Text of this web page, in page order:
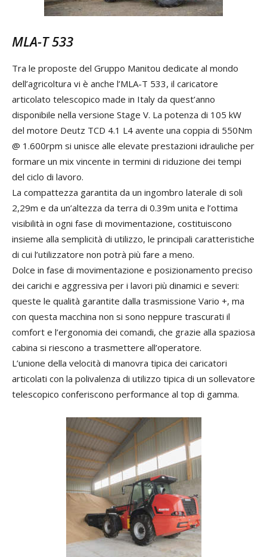
MLA-T 533
Tra le proposte del Gruppo Manitou dedicate al mondo
dell’agricoltura vi è anche l’MLA-T 533, il caricatore
articolato telescopico made in Italy da quest’anno
disponibile nella versione Stage V. La potenza di 105 kW
del motore Deutz TCD 4.1 L4 avente una coppia di 550Nm
@ 1.600rpm si unisce alle elevate prestazioni idrauliche per
formare un mix vincente in termini di riduzione dei tempi
del ciclo di lavoro.
La compattezza garantita da un ingombro laterale di soli
2,29m e da un’altezza da terra di 0.39m unita e l’ottima
visibilità in ogni fase di movimentazione, costituiscono
insieme alla semplicità di utilizzo, le principali caratteristiche
di cui l’utilizzatore non potrà più fare a meno.
Dolce in fase di movimentazione e posizionamento preciso
dei carichi e aggressiva per i lavori più dinamici e severi:
queste le qualità garantite dalla trasmissione Vario +, ma
con questa macchina non si sono neppure trascurati il
comfort e l’ergonomia dei comandi, che grazie alla spaziosa
cabina si riescono a trasmettere all’operatore.
L’unione della velocità di manovra tipica dei caricatori
articolati con la polivalenza di utilizzo tipica di un sollevatore
telescopico conferiscono performance al top di gamma.